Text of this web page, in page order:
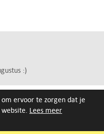
ervoor te zorgen dat je
Lees meer
:)
of zoek op titel, regisseur